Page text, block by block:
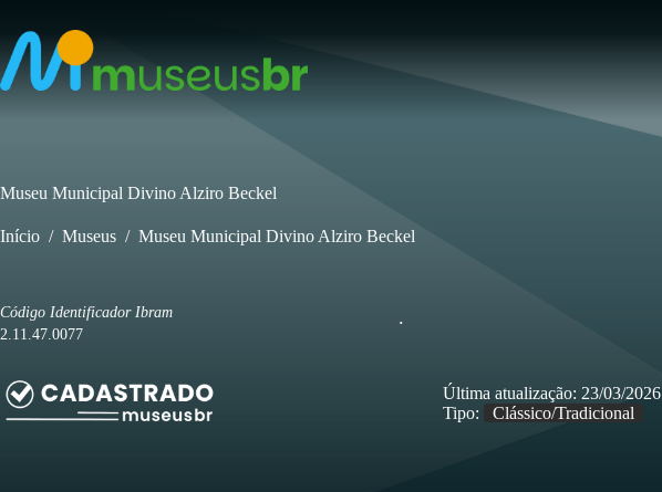
para
conteúdo
Museu Municipal Divino Alziro Beckel
Início / Museus / Museu Municipal Divino Alziro Beckel
Código Identificador Ibram
2.11.47.0077
.
Última atualização: 23/03/2026
Tipo:
Clássico/Tradicional